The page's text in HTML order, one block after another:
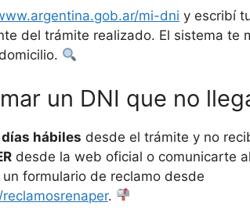
mi-dni y escribí
del trámite realizado. El sistema te
un DNI que no
hábiles desde el trámite y no
desde la web oficial o comunicarte al
formulario de reclamo desde
.